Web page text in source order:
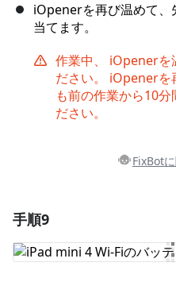
iOpenerを再び温めて、
当てます。
作業中、 iOpenerを
ださい。 iOpenerを
も前の作業から10
ださい。
FixBot
コメントを追加
手順9